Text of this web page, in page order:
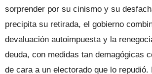
sorprender por su cinismo y su
precipita su retirada, el gobierno
devaluación autoimpuesta y la
deuda, con medidas tan demagógicas
de cara a un electorado que lo repudió.